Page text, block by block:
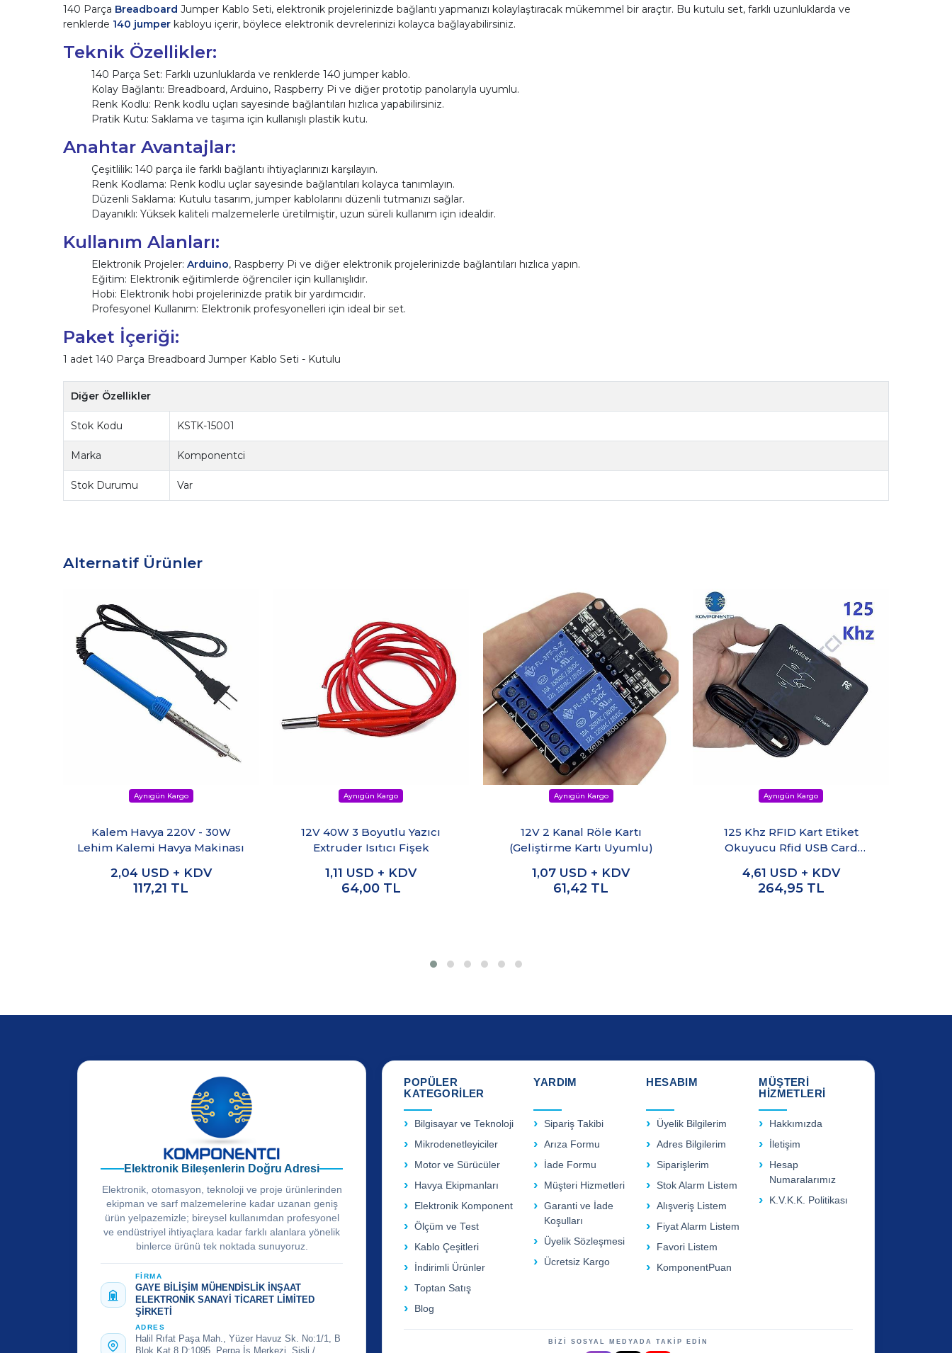
140 Parça Breadboard Jumper Kablo Seti, elektronik projelerinizde bağlantı yapmanızı kolaylaştıracak mükemmel bir araçtır. Bu kutulu set, farklı uzunluklarda ve
renklerde 140 jumperkabloyu içerir, böylece elektronik devrelerinizi kolayca bağlayabilirsiniz.
Teknik Özellikler:
140 Parça Set: Farklı uzunluklarda ve renklerde 140 jumper kablo.
Kolay Bağlantı: Breadboard, Arduino, Raspberry Pi ve diğer prototip panolarıyla uyumlu.
Renk Kodlu: Renk kodlu uçları sayesinde bağlantıları hızlıca yapabilirsiniz.
Pratik Kutu: Saklama ve taşıma için kullanışlı plastik kutu.
Anahtar Avantajlar:
Çeşitlilik: 140 parça ile farklı bağlantı ihtiyaçlarınızı karşılayın.
Renk Kodlama: Renk kodlu uçlar sayesinde bağlantıları kolayca tanımlayın.
Düzenli Saklama: Kutulu tasarım, jumper kablolarını düzenli tutmanızı sağlar.
Dayanıklı: Yüksek kaliteli malzemelerle üretilmiştir, uzun süreli kullanım için idealdir.
Kullanım Alanları:
Elektronik Projeler: Arduino, Raspberry Pi ve diğer elektronik projelerinizde bağlantıları hızlıca yapın.
Eğitim: Elektronik eğitimlerde öğrenciler için kullanışlıdır.
Hobi: Elektronik hobi projelerinizde pratik bir yardımcıdır.
Profesyonel Kullanım: Elektronik profesyonelleri için ideal bir set.
Paket İçeriği:
1 adet 140 Parça Breadboard Jumper Kablo Seti - Kutulu
Diğer Özellikler
Stok Kodu KSTK-15001
Marka Komponentci
Stok Durumu Var
Alternatif Ürünler
Kalem Havya 220V - 30W
Lehim Kalemi Havya Makinası
2,04 USD + KDV
117,21 TL
12V 40W 3 Boyutlu Yazıcı
Extruder Isıtıcı Fişek
1,11 USD + KDV
64,00 TL
12V 2 Kanal Röle Kartı
(Geliştirme Kartı Uyumlu)
1,07 USD + KDV
61,42 TL
125 Khz RFID Kart Etiket
Okuyucu Rfid USB Card
4,61 USD + KDV
264,95 TL
Elektronik Bileşenlerin Doğru Adresi
Elektronik, otomasyon, teknoloji ve proje ürünlerinden
ekipman ve sarf malzemelerine kadar uzanan geniş
ürün yelpazemizle; bireysel kullanımdan profesyonel
ve endüstriyel ihtiyaçlara kadar farklı alanlara yönelik
binlerce ürünü tek noktada sunuyoruz.
FİRMA
GAYE BİLİŞİM MÜHENDİSLİK İNŞAAT
ELEKTRONİK SANAYİ TİCARET LİMİTED
ŞİRKETİ
ADRES
Halil Rıfat Paşa Mah., Yüzer Havuz Sk. No:1/1, B
Blok Kat 8 D:1095, Perpa İş Merkezi, Şişli /
POPÜLER
KATEGORİLER
Bilgisayar ve Teknoloji
Mikrodenetleyiciler
Motor ve Sürücüler
Havya Ekipmanları
Elektronik Komponent
Ölçüm ve Test
Kablo Çeşitleri
İndirimli Ürünler
Toptan Satış
Blog
YARDIM
Sipariş Takibi
Arıza Formu
İade Formu
Müşteri Hizmetleri
Garanti ve İade
Koşulları
Üyelik Sözleşmesi
Ücretsiz Kargo
HESABIM
Üyelik Bilgilerim
Adres Bilgilerim
Siparişlerim
Stok Alarm Listem
Alışveriş Listem
Fiyat Alarm Listem
Favori Listem
KomponentPuan
MÜŞTERİ
HİZMETLERİ
Hakkımızda
İletişim
Hesap
Numaralarımız
K.V.K.K. Politikası
BİZİ SOSYAL MEDYADA TAKİP EDİN